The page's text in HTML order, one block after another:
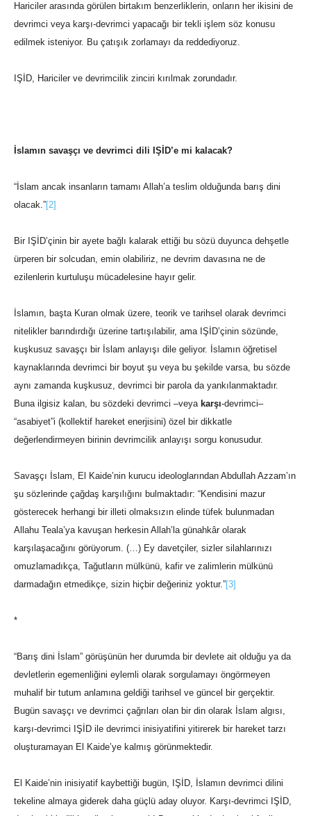
Hariciler arasında görülen birtakım benzerliklerin, onların her ikisini de
devrimci veya karşı-devrimci yapacağı bir tekli işlem söz konusu
edilmek isteniyor. Bu çatışık zorlamayı da reddediyoruz.
IŞİD, Hariciler ve devrimcilik zinciri kırılmak zorundadır.
İslamın savaşçı ve devrimci dili IŞİD’e mi kalacak?
“İslam ancak insanların tamamı Allah’a teslim olduğunda barış dini
olacak.”[2]
Bir IŞİD’çinin bir ayete bağlı kalarak ettiği bu sözü duyunca dehşetle
ürperen bir solcudan, emin olabiliriz, ne devrim davasına ne de
ezilenlerin kurtuluşu mücadelesine hayır gelir.
İslamın, başta Kuran olmak üzere, teorik ve tarihsel olarak devrimci
nitelikler barındırdığı üzerine tartışılabilir, ama IŞİD’çinin sözünde,
kuşkusuz savaşçı bir İslam anlayışı dile geliyor. İslamın öğretisel
kaynaklarında devrimci bir boyut şu veya bu şekilde varsa, bu sözde
aynı zamanda kuşkusuz, devrimci bir parola da yankılanmaktadır.
Buna ilgisiz kalan, bu sözdeki devrimci –veya karşı-devrimci–
“asabiyet”i (kollektif hareket enerjisini) özel bir dikkatle
değerlendirmeyen birinin devrimcilik anlayışı sorgu konusudur.
Savaşçı İslam, El Kaide’nin kurucu ideologlarından Abdullah Azzam’ın
şu sözlerinde çağdaş karşılığını bulmaktadır: “Kendisini mazur
gösterecek herhangi bir illeti olmaksızın elinde tüfek bulunmadan
Allahu Teala’ya kavuşan herkesin Allah’la günahkâr olarak
karşılaşacağını görüyorum. (…) Ey davetçiler, sizler silahlarınızı
omuzlamadıkça, Tağutların mülkünü, kafir ve zalimlerin mülkünü
darmadağın etmedikçe, sizin hiçbir değeriniz yoktur.”[3]
*
“Barış dini İslam” görüşünün her durumda bir devlete ait olduğu ya da
devletlerin egemenliğini eylemli olarak sorgulamayı öngörmeyen
muhalif bir tutum anlamına geldiği tarihsel ve güncel bir gerçektir.
Bugün savaşçı ve devrimci çağrıları olan bir din olarak İslam algısı,
karşı-devrimci IŞİD ile devrimci inisiyatifini yitirerek bir hareket tarzı
oluşturamayan El Kaide’ye kalmış görünmektedir.
El Kaide’nin inisiyatif kaybettiği bugün, IŞİD, İslamın devrimci dilini
tekeline almaya giderek daha güçlü aday oluyor. Karşı-devrimci IŞİD,